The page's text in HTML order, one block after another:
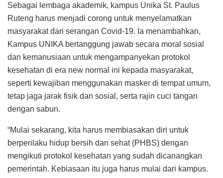
Sebagai lembaga akademik, kampus Unika St. Paulus
Ruteng harus menjadi corong untuk menyelamatkan
masyarakat dari serangan Covid-19. Ia menambahkan,
Kampus UNIKA bertanggung jawab secara moral sosial
dan kemanusiaan untuk mengampanyekan protokol
kesehatan di era new normal ini kepada masyarakat,
seperti kewajiban menggunakan masker di tempat umum,
tetap jaga jarak fisik dan sosial, serta rajin cuci tangan
dengan sabun.
“Mulai sekarang, kita harus membiasakan diri untuk
berperilaku hidup bersih dan sehat (PHBS) dengan
mengikuti protokol kesehatan yang sudah dicanangkan
pemerintah. Kebiasaan itu juga harus mulai dari kampus.